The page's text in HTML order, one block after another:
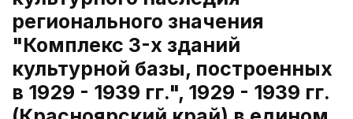
регионального значения
"Комплекс 3-х зданий
культурной базы, построенных
в 1929 - 1939 гг.", 1929 - 1939 гг.